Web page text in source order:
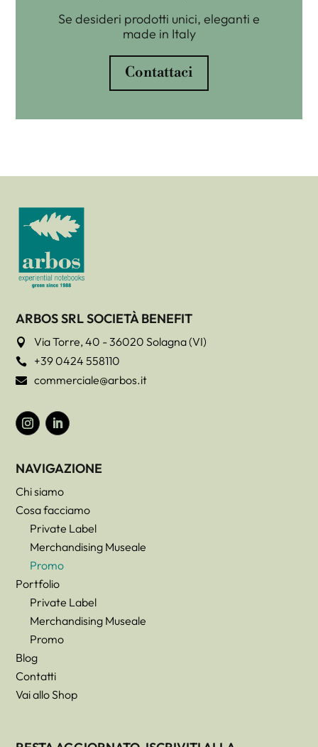
Se desideri prodotti unici, eleganti e
made in Italy
Contattaci
ARBOS SRL SOCIETÀ BENEFIT
 Via Torre, 40 - 36020 Solagna (VI)
 +39 0424 558110
 commerciale@arbos.it
NAVIGAZIONE
Chi siamo
Cosa facciamo
Private Label
Merchandising Museale
Promo
Portfolio
Private Label
Merchandising Museale
Promo
Blog
Contatti
Vai allo Shop